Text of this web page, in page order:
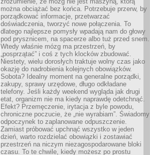
można obciążać bez końca. Potrzebuje przerw, by
porządkować informacje, przetwarzać
doświadczenia, tworzyć nowe połączenia. To
dlatego najlepsze pomysły wpadają nam do głowy
pod prysznicem, na spacerze albo tuż przed snem.
Wtedy właśnie mózg ma przestrzeń, by
„posprzątać” i coś z tych klocków zbudować.
Niestety, wielu dorosłych traktuje wolny czas jako
okazję do nadrobienia kolejnych obowiązków.
Sobota? Idealny moment na generalne porządki,
zakupy, sprawy urzędowe, długo odkładane
telefony. Jeśli każdy weekend wygląda jak drugi
etat, organizm nie ma kiedy naprawdę odetchnąć.
Efekt? Przemęczenie, irytacja z byle powodu,
chroniczne poczucie, że „nie wyrabiam”. Świadomy
odpoczynek to zaplanowane odpuszczenie.
Zamiast próbować upchnąć wszystko w jeden
dzień, warto rozdzielać obowiązki i zostawiać
przestrzeń na niczym niezagospodarowane bloki
czasu. To te chwile, kiedy możesz po prostu